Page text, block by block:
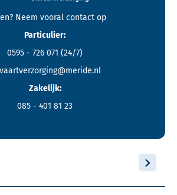
Neem vooral contact op
Particulier:
0595 - 726 071 (24/7)
Zakelijk:
085 - 401 81 23